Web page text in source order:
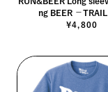
ng BEER －TRAIL
¥4,800